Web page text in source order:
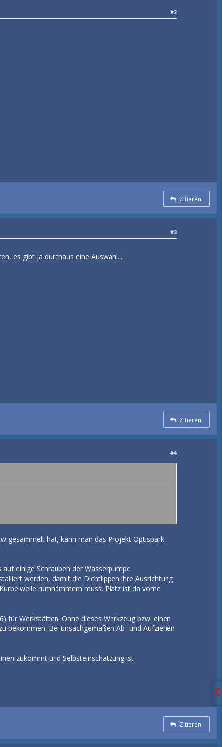
#2
Zitieren
#3
es gibt ja durchaus eine Auswahl...
Zitieren
#4
gesammelt hat, kann man das Projekt Optispark
einige Schrauben der Wasserpumpe
werden, damit die Dichtlippen ihre Ausrichtung
rumhämmern muss. Platz ist da vorne
für Werkstätten. Ohne dieses Werkzeug bzw. einen
bekommen. Bei unsachgemäßen Ab- und Aufziehen
zukommt und Selbsteinschätzung ist
Zitieren